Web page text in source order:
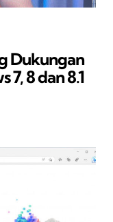
Dukungan
8 dan 8.1